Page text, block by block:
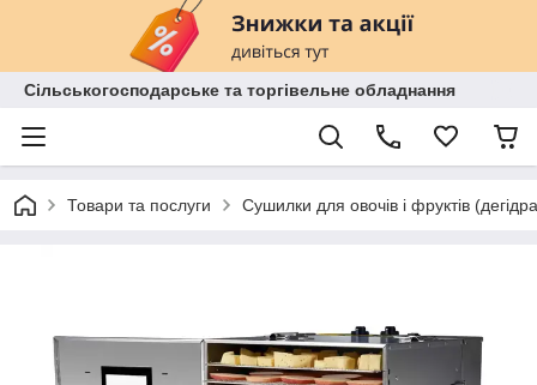
Сільськогосподарське та торгівельне обладнання
Товари та послуги Сушилки для овочів і фруктів